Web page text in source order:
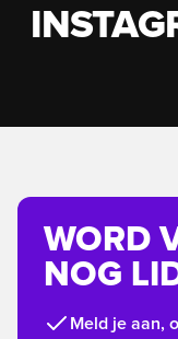
WORD
NOG
Meld je aan,